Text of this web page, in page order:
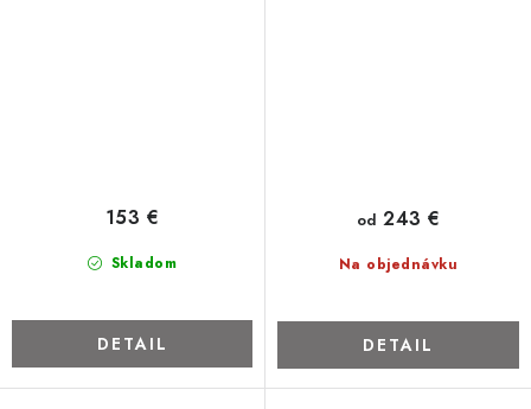
Skladom
153 €
DETAIL
Na objednávku
od 243 €
DETAIL